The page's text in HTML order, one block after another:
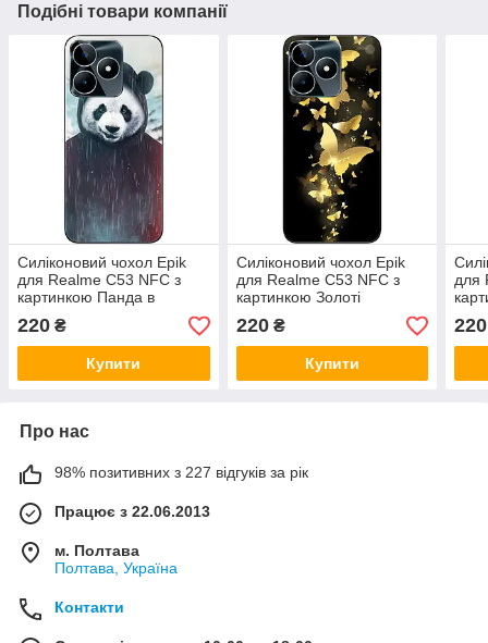
Подібні товари компанії
Силіконовий чохол Epik
для Realme C53 NFC з
картинкою Панда в
220 ₴
Купити
Силіконовий чохол Epik
для Realme C53 NFC з
картинкою Золоті
220₴
Купити
для
220
Про нас
98% позитивних з 227 відгуків за рік
Працює з 22.06.2013
м. Полтава
Полтава, Україна
Контакти